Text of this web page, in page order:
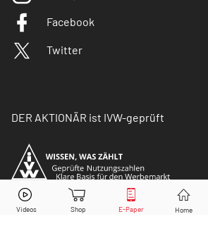
Alphabet (C)Aktie jetzt handeln?
Facebook
Twitter
DER AKTIONÄR ist IVW-geprüft